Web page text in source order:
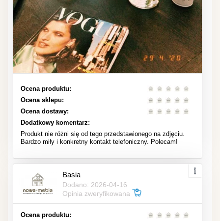
Ocena produktu:
Ocena sklepu:
Ocena dostawy:
Dodatkowy komentarz:
Produkt nie różni się od tego przedstawionego na zdjęciu.
Bardzo miły i konkretny kontakt telefoniczny. Polecam!
Basia
Dodano: 2026-04-16
Opinia zweryfikowana
Ocena produktu: